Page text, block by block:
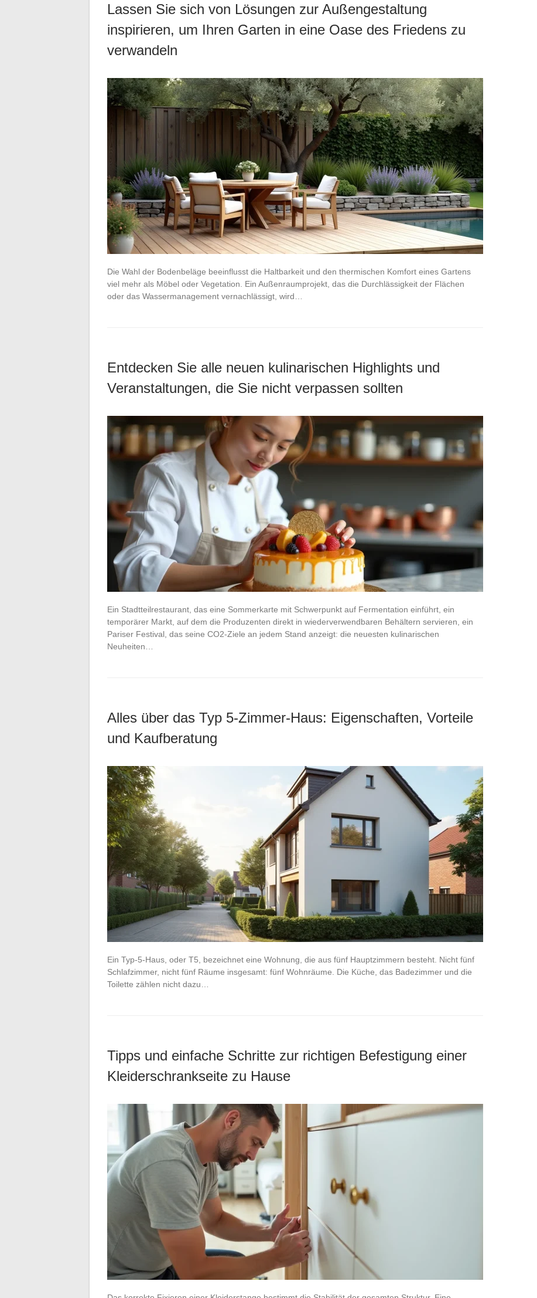
Lassen Sie sich von Lösungen zur Außengestaltung
inspirieren, um Ihren Garten in eine Oase des Friedens zu
verwandeln
Die Wahl der Bodenbeläge beeinflusst die Haltbarkeit und den thermischen Komfort eines Gartens
viel mehr als Möbel oder Vegetation. Ein Außenraumprojekt, das die Durchlässigkeit der Flächen
oder das Wassermanagement vernachlässigt, wird…
Entdecken Sie alle neuen kulinarischen Highlights und
Veranstaltungen, die Sie nicht verpassen sollten
Ein Stadtteilrestaurant, das eine Sommerkarte mit Schwerpunkt auf Fermentation einführt, ein
temporärer Markt, auf dem die Produzenten direkt in wiederverwendbaren Behältern servieren, ein
Pariser Festival, das seine CO2-Ziele an jedem Stand anzeigt: die neuesten kulinarischen
Neuheiten…
Alles über das Typ 5-Zimmer-Haus: Eigenschaften, Vorteile
und Kaufberatung
Ein Typ-5-Haus, oder T5, bezeichnet eine Wohnung, die aus fünf Hauptzimmern besteht. Nicht fünf
Schlafzimmer, nicht fünf Räume insgesamt: fünf Wohnräume. Die Küche, das Badezimmer und die
Toilette zählen nicht dazu…
Tipps und einfache Schritte zur richtigen Befestigung einer
Kleiderschrankseite zu Hause